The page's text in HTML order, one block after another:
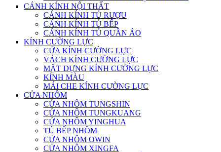
CÁNH KÍNH NỘI THẤT
CÁNH KÍNH TỦ RƯỢU
CÁNH KÍNH TỦ BẾP
CÁNH KÍNH TỦ QUẦN ÁO
KÍNH CƯỜNG LỰC
CỬA KÍNH CƯỜNG LỰC
VÁCH KÍNH CƯỜNG LỰC
MẶT DỰNG KÍNH CƯỜNG LỰC
KÍNH MÀU
MÁI CHE KÍNH CƯỜNG LỰC
CỬA NHÔM
CỬA NHÔM TUNGSHIN
CỬA NHÔM TUNGKUANG
CỬA NHÔM YINGHUA
TỦ BẾP NHÔM
CỬA NHÔM OWIN
CỬA NHÔM XINGFA